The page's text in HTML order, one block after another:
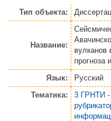
Тип объекта:
Название:
вулканов
прогноза
Язык:
Русский
Тематика:
3 ГРНТИ -